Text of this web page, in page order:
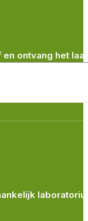
ontvang het